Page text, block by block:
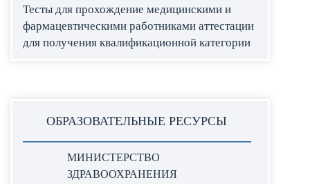
Тесты для прохождение медицинскими и
фармацевтическими работниками аттестации
для получения квалификационной категории
ОБРАЗОВАТЕЛЬНЫЕ РЕСУРСЫ
МИНИСТЕРСТВО
ЗДРАВООХРАНЕНИЯ